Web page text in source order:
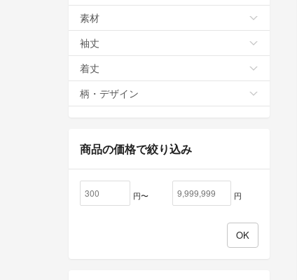
素材
袖丈
着丈
柄・デザイン
商品の価格で絞り込み
円〜 円